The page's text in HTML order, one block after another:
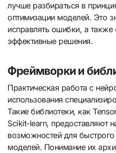
лучше разбираться в
оптимизации моделей. Это
исправлять ошибки, а также
эффективные решения.
Фреймворки и
Практическая работа с
использования
Такие библиотеки, как
Scikit-learn, предоставляют
возможностей для
моделей. Понимание их